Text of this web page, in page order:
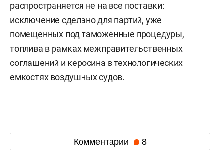
распространяется не на все поставки:
исключение сделано для партий, уже
помещенных под таможенные процедуры,
топлива в рамках межправительственных
соглашений и керосина в технологических
емкостях воздушных судов.
Комментарии 8